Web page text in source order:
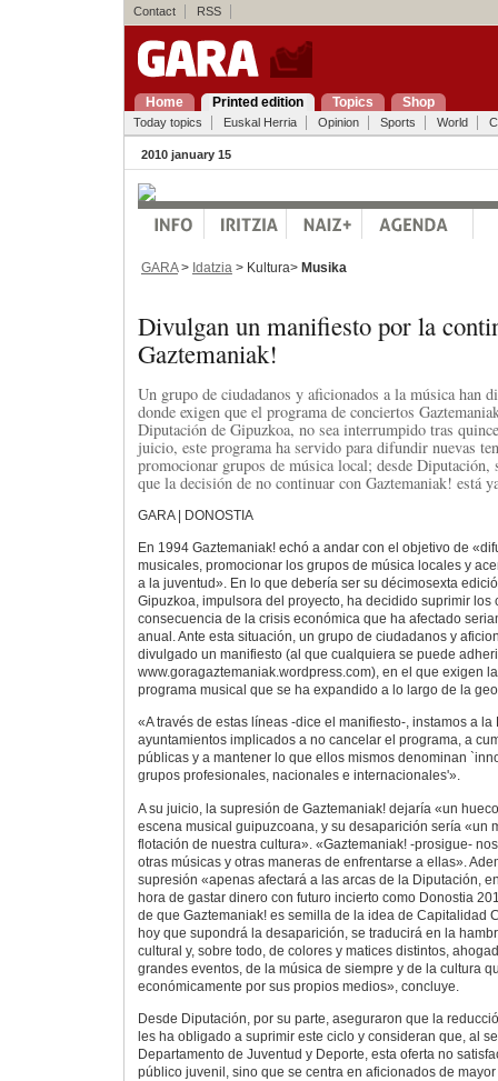
Contact RSS
Home Printed edition Topics Shop
Today topics Euskal Herria Opinion Sports World
2010 january 15
GARA> Idatzia > Kultura> Musika
Divulgan un manifiesto por la
Gaztemaniak!
Un grupo de ciudadanos y aficionados a la música han
donde exigen que el programa de conciertos
Diputación de Gipuzkoa, no sea interrumpido tras
juicio, este programa ha servido para difundir nuevas
promocionar grupos de música local; desde Diputación,
que la decisión de no continuar con Gaztemaniak! está
GARA | DONOSTIA
En 1994 Gaztemaniak! echó a andar con el objetivo de
musicales, promocionar los grupos de música locales y
a la juventud». En lo que debería ser su décimosexta
Gipuzkoa, impulsora del proyecto, ha decidido suprimir los
consecuencia de la crisis económica que ha afectado
anual. Ante esta situación, un grupo de ciudadanos y
divulgado un manifiesto (al que cualquiera se puede
www.goragaztemaniak.wordpress.com), en el que exigen
programa musical que se ha expandido a lo largo de la
«A través de estas líneas -dice el manifiesto-, instamos a la
ayuntamientos implicados a no cancelar el programa, a
públicas y a mantener lo que ellos mismos denominan
grupos profesionales, nacionales e internacionales'».
A su juicio, la supresión de Gaztemaniak! dejaría «un
escena musical guipuzcoana, y su desaparición sería «un
flotación de nuestra cultura». «Gaztemaniak! -prosigue-
otras músicas y otras maneras de enfrentarse a ellas».
supresión «apenas afectará a las arcas de la Diputación,
hora de gastar dinero con futuro incierto como Donostia
de que Gaztemaniak! es semilla de la idea de Capitalidad
hoy que supondrá la desaparición, se traducirá en la
cultural y, sobre todo, de colores y matices distintos,
grandes eventos, de la música de siempre y de la cultura
económicamente por sus propios medios», concluye.
Desde Diputación, por su parte, aseguraron que la
les ha obligado a suprimir este ciclo y consideran que, al
Departamento de Juventud y Deporte, esta oferta no
público juvenil, sino que se centra en aficionados de